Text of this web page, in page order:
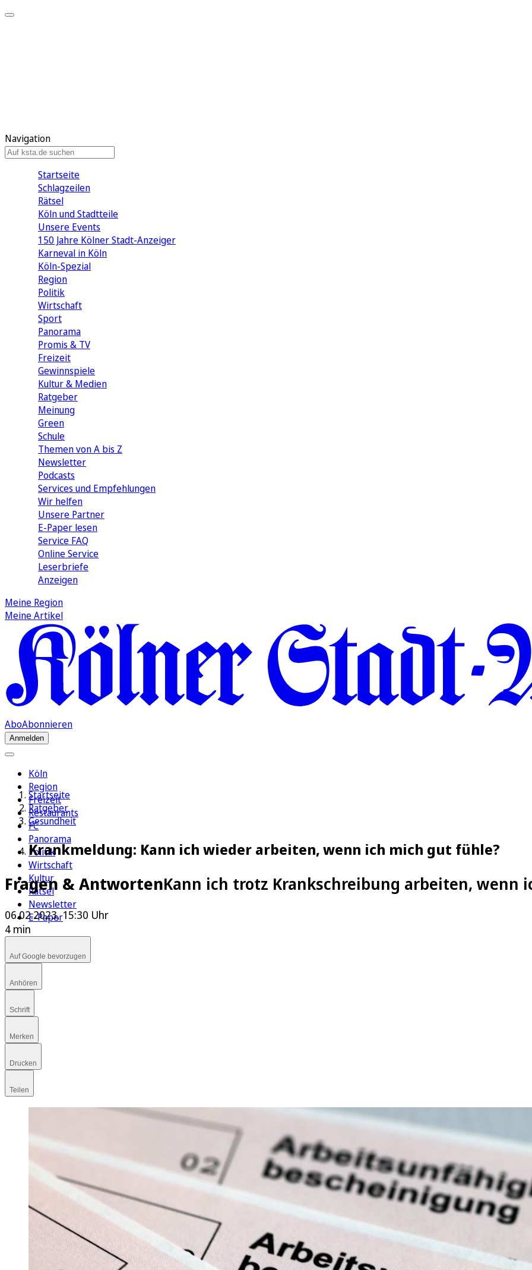
Navigation
Startseite
Schlagzeilen
Rätsel
Köln und Stadtteile
Unsere Events
150 Jahre Kölner Stadt-Anzeiger
Karneval in Köln
Köln-Spezial
Region
Politik
Wirtschaft
Sport
Panorama
Promis & TV
Freizeit
Gewinnspiele
Kultur & Medien
Ratgeber
Meinung
Green
Schule
Themen von A bis Z
Newsletter
Podcasts
Services und Empfehlungen
Wir helfen
Unsere Partner
E-Paper lesen
Service FAQ
Online Service
Leserbriefe
Anzeigen
Meine Region
Meine Artikel
AboAbonnieren
Anmelden
Köln
Region
Freizeit
Restaurants
FC
Panorama
Politik
Wirtschaft
Kultur
Rätsel
Newsletter
E-Paper
Startseite
Ratgeber
Gesundheit
Krankmeldung: Kann ich wieder arbeiten, wenn ich mich gut fühle?
Fragen & AntwortenKann ich trotz Krankschreibung arbeiten, wenn
06.02.2023, 15:30 Uhr
4 min
Auf Google bevorzugen
Anhören
Schrift
Merken
Drucken
Teilen